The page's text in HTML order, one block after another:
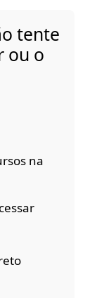
tente
ou o
na